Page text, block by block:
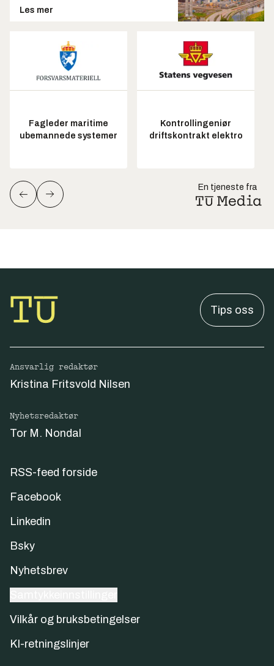
Les mer
Fagleder maritime
ubemannede systemer
Kontrollingeniør
driftskontrakt elektro
En tjeneste fra
Tips oss
Ansvarlig redaktør
Kristina Fritsvold Nilsen
Nyhetsredaktør
Tor M. Nondal
RSS-feed forside
Facebook
Linkedin
Bsky
Nyhetsbrev
Vilkår og bruksbetingelser
KI-retningslinjer